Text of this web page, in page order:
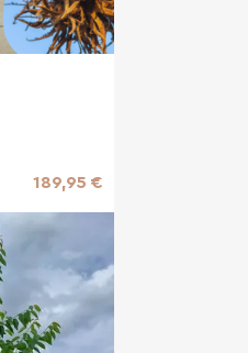
189,95 €